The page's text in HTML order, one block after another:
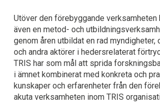
Utöver den förebyggande verksamheten
även en metod- och
genom åren utbildat en rad myndigheter,
och andra aktörer i hedersrelaterat
TRIS har som mål att sprida
i ämnet kombinerat med konkreta och
kunskaper och erfarenheter från den
akuta verksamheten inom TRIS